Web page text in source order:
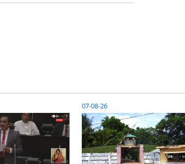
07-08-26